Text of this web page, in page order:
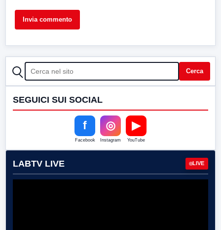
CERCA Cerca
SEGUICI SUI SOCIAL
f
Facebook
◎
Instagram
▶
YouTube
LABTV LIVE LIVE